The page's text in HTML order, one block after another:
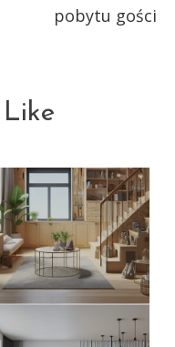
pobytu gości